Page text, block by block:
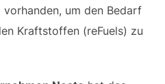
um den Bedarf
Kraftstoffen (reFuels) zu